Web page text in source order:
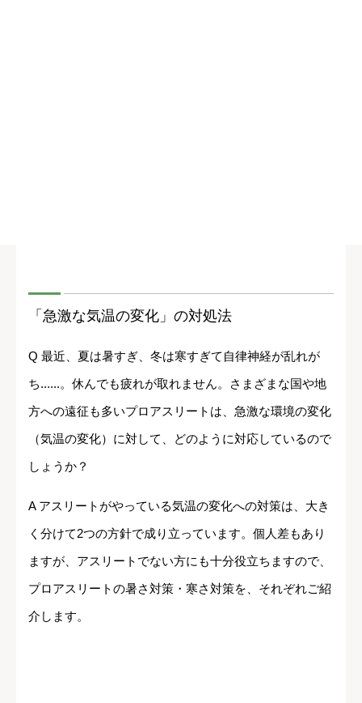
「急激な気温の変化」の対処法
Q 最近、夏は暑すぎ、冬は寒すぎて自律神経が乱れが
ち......。休んでも疲れが取れません。さまざまな国や地
方への遠征も多いプロアスリートは、急激な環境の変化
（気温の変化）に対して、どのように対応しているので
しょうか？
A アスリートがやっている気温の変化への対策は、大き
く分けて2つの方針で成り立っています。個人差もあり
ますが、アスリートでない方にも十分役立ちますので、
プロアスリートの暑さ対策・寒さ対策を、それぞれご紹
介します。